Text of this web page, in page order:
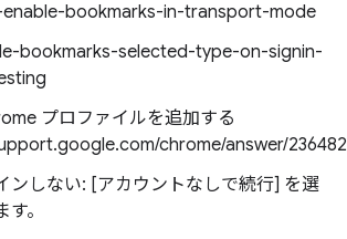
bookmarks-in-transport-mode
bookmarks-selected-type-on-signin-
プロファイルを追加する
chrome/answer/
ンしない: [アカウントなしで続行] を選
。